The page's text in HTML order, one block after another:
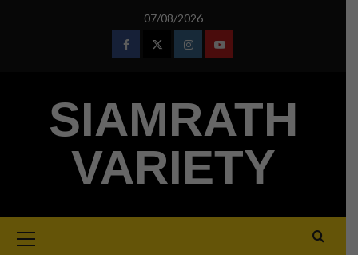
07/08/2026
FacebookTwitterInstagramYoutube
SIAMRATH
VARIETY
Menu